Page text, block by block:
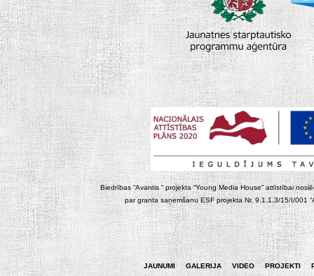
Biedrības “Avantis “ projekta “Young Media House” attīstībai
par granta saņemšanu ESF projekta Nr. 9.1.1.3/15/I/001
JAUNUMI GALERIJA VIDEO PROJEKTI